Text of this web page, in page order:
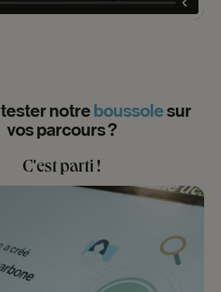
testernotre boussolesur
vosparcours?
C'estparti !